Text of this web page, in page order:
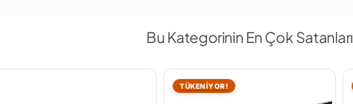
Bu Kategorinin En Çok Satanları
TÜKENİYOR!